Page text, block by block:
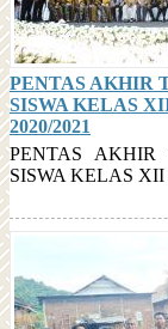
PENTAS AKHIR
SISWA KELAS
2020/2021
PENTAS AKHIR
SISWA KELAS XII